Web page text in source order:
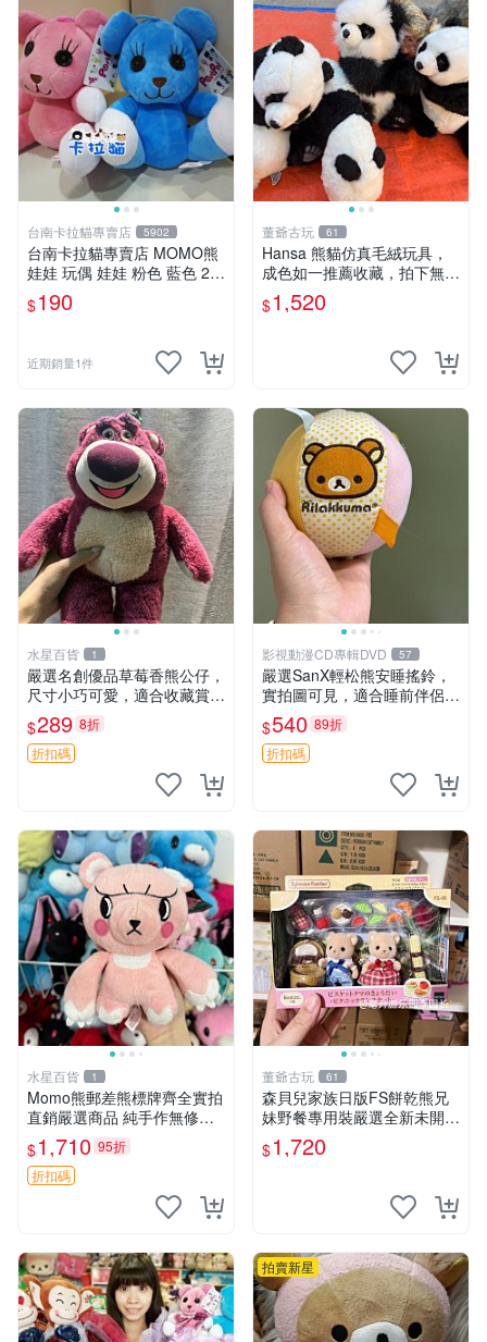
台南卡拉貓專賣店 5902
台南卡拉貓專賣店 MOMO熊
娃娃 玩偶 娃娃 粉色 藍色 2色
分售
$190
近期銷量1件
董爺古玩 61
Hansa 熊貓仿真毛絨玩具，
成色如一推薦收藏，拍下無疑
心 熊貓 毛絨玩具 收藏
$1,520
水星百貨 1
嚴選名創優品草莓香熊公仔，
尺寸小巧可愛，適合收藏賞玩
30cm 玩具 公仔 草莓熊
$289 8折
折扣碼
影視動漫CD專輯DVD 57
嚴選SanX輕松熊安睡搖鈴，
實拍圖可見，適合睡前伴侶，
Picks安撫好物 0325 懸吊 電
腦
$540 89折
折扣碼
水星百貨 1
Momo熊郵差熊標牌齊全實拍
直銷嚴選商品 純手作無修圖
可收藏 郵差熊 Momo熊 標牌
商品
$1,710 95折
折扣碼
董爺古玩 61
森貝兒家族日版FS餅乾熊兄
妹野餐專用裝嚴選全新未開
封，包含兩組大童款紙盒裝，
適合收藏與分享。 餅乾熊兄
$1,720
拍賣新星